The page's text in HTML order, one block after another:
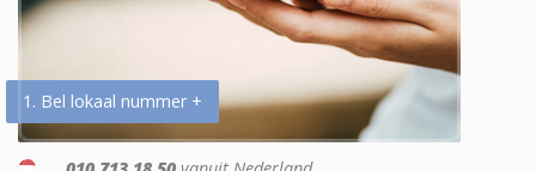
1. Bel lokaal nummer +